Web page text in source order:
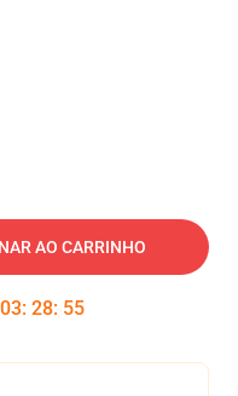
AO CARRINHO
03: 28: 54